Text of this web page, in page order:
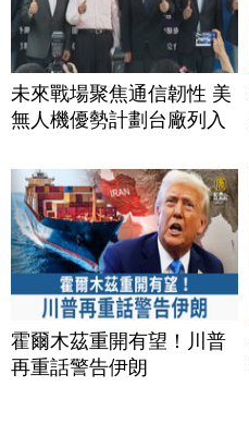
未來戰場聚焦通信韌性 美
無人機優勢計劃台廠列入
霍爾木茲重開有望！川普
再重話警告伊朗